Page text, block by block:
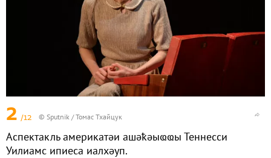
2 /12 © Sputnik / Томас Тхайцук
Аспектакль америкатәи ашәҟәыҩҩы Теннесси
Уилиамс ипиеса иалхәуп.